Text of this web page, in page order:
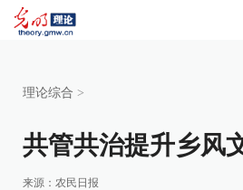
理论综合 >
共管共治提升乡风
来源： 农民日报